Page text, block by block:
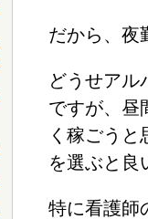
だから、夜
どうせアル
ですが、昼
く稼ごう
を選ぶと良
特に看護師